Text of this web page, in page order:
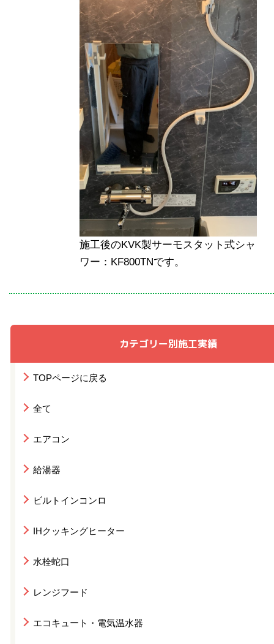
カテゴリー別施工実績
TOPページに戻る
全て
エアコン
給湯器
ビルトインコンロ
IHクッキングヒーター
水栓蛇口
レンジフード
エコキュート・電気温水器
施工後のKVK製サーモスタット式シャ
ワー：KF800TNです。